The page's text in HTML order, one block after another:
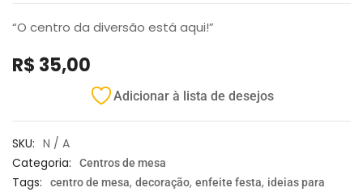
“O centro da diversão está aqui!”
R$ 35,00
Adicionar à lista de desejos
SKU: N / A
Categoria:
Centros de mesa
Tags: centro de mesa, decoração, enfeite festa, ideias para